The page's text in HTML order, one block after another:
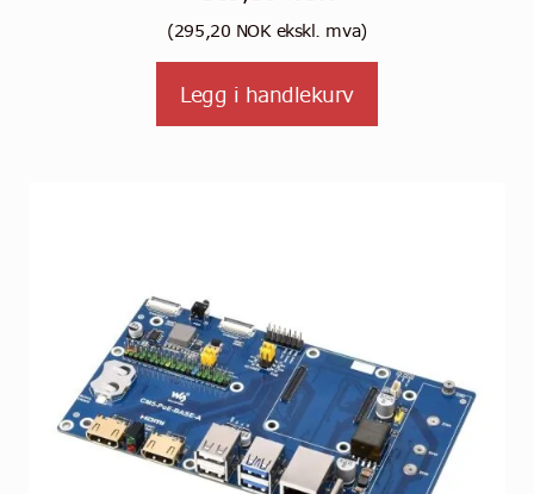
(295,20 NOKekskl. mva)
Legg i handlekurv